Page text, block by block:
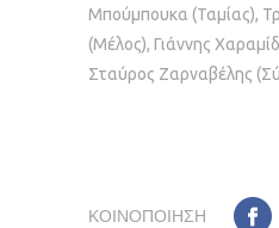
Μπούμπουκα (Ταμίας),
(Μέλος), Γιάννης
Σταύρος Ζαρναβέλης
ΚΟΙΝΟΠΟΊΗΣΗ